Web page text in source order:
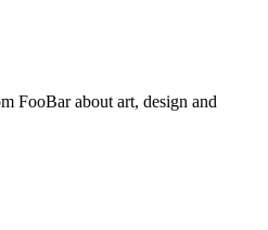
FooBar about art, design and